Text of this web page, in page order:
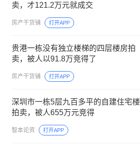
卖，才121.2万元就成交
房产干货铺 打开APP
贵港一栋没有独立楼梯的四层楼房拍
卖，被人以91.8万竞得了
房产干货铺 打开APP
深圳市一栋5层九百多平的自建住宅楼
拍卖，被人655万元竞得
智本论资 打开APP